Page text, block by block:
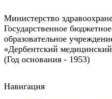
Министерство
Государственное
образовательное
«Дербентский
(Год основания - 1953)
Навигация